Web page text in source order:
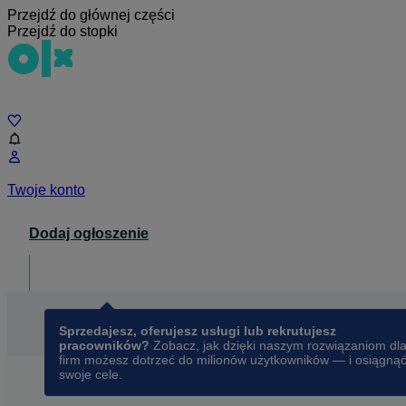
Przejdź do głównej części
Przejdź do stopki
Twoje konto
Dodaj ogłoszenie
Sprzedajesz, oferujesz usługi lub rekrutujesz
pracowników? Zobacz, jak dzięki naszym rozwiązaniom dla
firm możesz dotrzeć do milionów użytkowników — i osiągnąć
swoje cele.